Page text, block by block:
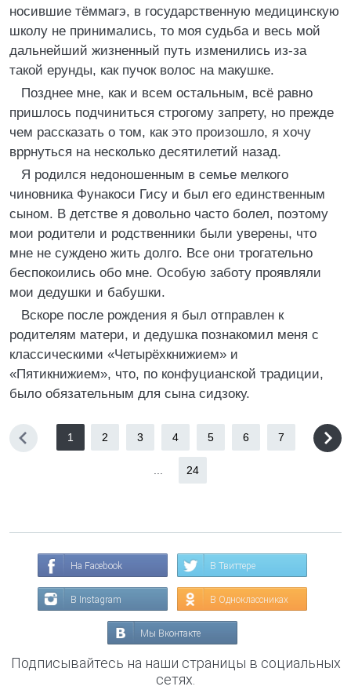
носившие тёммагэ, в государственную медицинскую
школу не принимались, то моя судьба и весь мой
дальнейший жизненный путь изменились из-за
такой ерунды, как пучок волос на макушке.
Позднее мне, как и всем остальным, всё равно
пришлось подчиниться строгому запрету, но прежде
чем рассказать о том, как это произошло, я хочу
вррнуться на несколько десятилетий назад.
Я родился недоношенным в семье мелкого
чиновника Фунакоси Гису и был его единственным
сыном. В детстве я довольно часто болел, поэтому
мои родители и родственники были уверены, что
мне не суждено жить долго. Все они трогательно
беспокоились обо мне. Особую заботу проявляли
мои дедушки и бабушки.
Вскоре после рождения я был отправлен к
родителям матери, и дедушка познакомил меня с
классическими «Четырёхкнижием» и
«Пятикнижием», что, по конфуцианской традиции,
было обязательным для сына сидзоку.
1 2 3 4 5 6 7
24
На Facebook В Твиттере
В Instagram В Одноклассниках
Мы Вконтакте
Подписывайтесь на наши страницы в социальных
сетях.